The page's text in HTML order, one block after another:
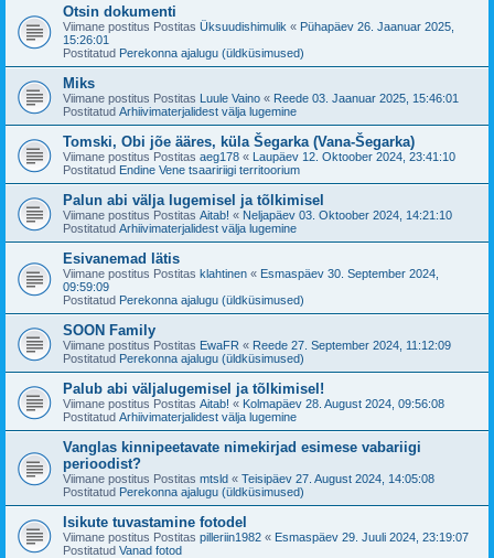
Otsin dokumenti
Viimane postitus Postitas Üksuudishimulik « Pühapäev 26. Jaanuar 2025,
15:26:01
Postitatud Perekonna ajalugu (üldküsimused)
Miks
Viimane postitus Postitas Luule Vaino « Reede 03. Jaanuar 2025, 15:46:01
Postitatud Arhiivimaterjalidest välja lugemine
Tomski, Obi jõe ääres, küla Šegarka (Vana-Šegarka)
Viimane postitus Postitas aeg178 « Laupäev 12. Oktoober 2024, 23:41:10
Postitatud Endine Vene tsaaririigi territoorium
Palun abi välja lugemisel ja tõlkimisel
Viimane postitus Postitas Aitab! « Neljapäev 03. Oktoober 2024, 14:21:10
Postitatud Arhiivimaterjalidest välja lugemine
Esivanemad lätis
Viimane postitus Postitas klahtinen « Esmaspäev 30. September 2024,
09:59:09
Postitatud Perekonna ajalugu (üldküsimused)
SOON Family
Viimane postitus Postitas EwaFR « Reede 27. September 2024, 11:12:09
Postitatud Perekonna ajalugu (üldküsimused)
Palub abi väljalugemisel ja tõlkimisel!
Viimane postitus Postitas Aitab! « Kolmapäev 28. August 2024, 09:56:08
Postitatud Arhiivimaterjalidest välja lugemine
Vanglas kinnipeetavate nimekirjad esimese vabariigi
perioodist?
Viimane postitus Postitas mtsld « Teisipäev 27. August 2024, 14:05:08
Postitatud Perekonna ajalugu (üldküsimused)
Isikute tuvastamine fotodel
Viimane postitus Postitas pilleriin1982 « Esmaspäev 29. Juuli 2024, 23:19:07
Postitatud Vanad fotod